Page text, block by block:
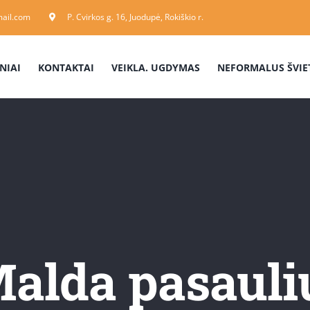
P. Cvirkos g. 16, Juodupė, Rokiškio r.
KONTAKTAI VEIKLA. UGDYMAS NEFORMALUS